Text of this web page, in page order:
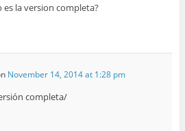
es la version completa?
November 14, 2014 at 1:28 pm
completa/